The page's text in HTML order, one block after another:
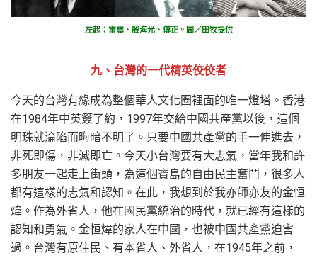
左起：雷震、殷海光、傅正。圖／田牧提供
九、台灣的一代精英佼佼者
今天的台灣有緣成為整個華人文化圈裡面的唯一燈塔。香港
在1984年中英簽了約，1997年交給中國共產黨以後，這個
明珠就淪陷而晦暗不明了。只要中國共產黨的手一伸進去，
非死即傷，非滅即亡。今天小台灣要有大志氣，當年我和許
多朋友一起走上街頭，為這個寶島的自由民主奮鬥，很多人
都有這樣的志氣和認知。在此，我想到於我亦師亦友的金恒
煒。作為外省人，他在國民黨統治的時代，就已經有這樣的
認知和勇氣。金恒煒的家人在中國，也被中國共產黨迫害
過。台灣有原住民、有本省人、外省人，在1945年之前，